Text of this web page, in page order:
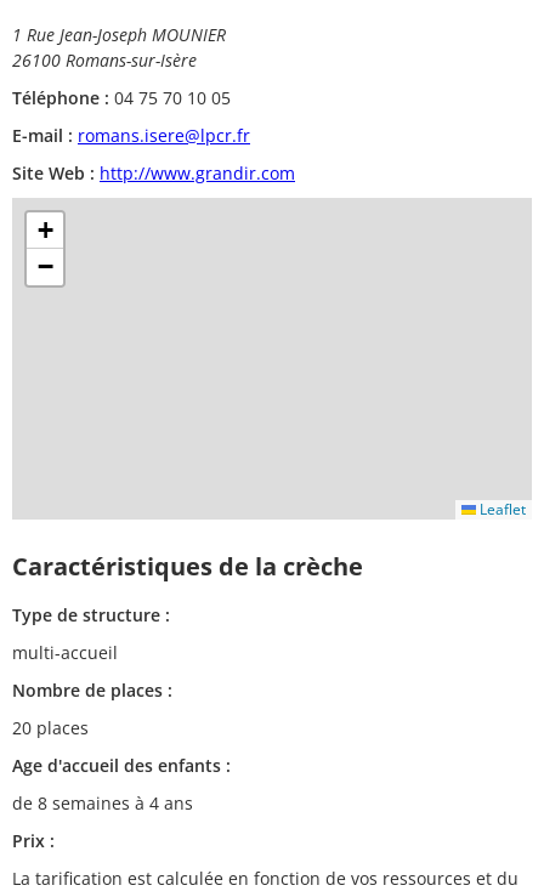
1 Rue Jean-Joseph MOUNIER
26100 Romans-sur-Isère
Téléphone : 04 75 70 10 05
E-mail : romans.isere@lpcr.fr
Site Web : http://www.grandir.com
+
−
Leaflet
Caractéristiques de la crèche
Type de structure :
multi-accueil
Nombre de places :
20 places
Age d'accueil des enfants :
de 8 semaines à 4 ans
Prix :
La tarification est calculée en fonction de vos ressources et du